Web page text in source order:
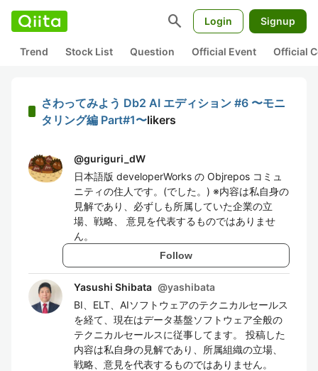
search Login Signup
Trend Stock List Question Official Event Official
さわってみよう Db2 AI エディション #6 〜モニ
タリング編 Part#1〜likers
@guriguri_dW
日本語版 developerWorks の Objrepos コミュ
ニティの住人です。(でした。) ※内容は私自身の
見解であり、必ずしも所属していた企業の立
場、戦略、 意見を代表するものではありませ
ん。
Follow
Yasushi Shibata @yashibata
BI、ELT、AIソフトウェアのテクニカルセールス
を経て、現在はデータ基盤ソフトウェア全般の
テクニカルセールスに従事してます。 投稿した
内容は私自身の見解であり、所属組織の立場、
戦略、意見を代表するものではありません。